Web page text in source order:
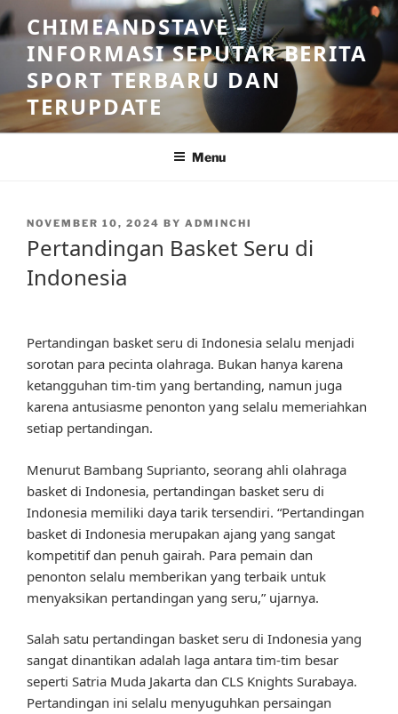
Skip
to
content
CHIMEANDSTAVE –
INFORMASI SEPUTAR BERITA
SPORT TERBARU DAN
TERUPDATE
Menu
POSTED
NOVEMBER 10, 2024 BY ADMINCHI
Pertandingan Basket Seru di
Indonesia
Pertandingan basket seru di Indonesia selalu menjadi
sorotan para pecinta olahraga. Bukan hanya karena
ketangguhan tim-tim yang bertanding, namun juga
karena antusiasme penonton yang selalu memeriahkan
setiap pertandingan.
Menurut Bambang Suprianto, seorang ahli olahraga
basket di Indonesia, pertandingan basket seru di
Indonesia memiliki daya tarik tersendiri. “Pertandingan
basket di Indonesia merupakan ajang yang sangat
kompetitif dan penuh gairah. Para pemain dan
penonton selalu memberikan yang terbaik untuk
menyaksikan pertandingan yang seru,” ujarnya.
Salah satu pertandingan basket seru di Indonesia yang
sangat dinantikan adalah laga antara tim-tim besar
seperti Satria Muda Jakarta dan CLS Knights Surabaya.
Pertandingan ini selalu menyuguhkan persaingan